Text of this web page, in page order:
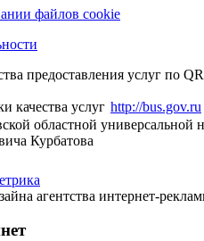
файлов cookie
предоставления услуг по
http://bus.gov.ru
областной универсальной
Курбатова
агентства интернет-